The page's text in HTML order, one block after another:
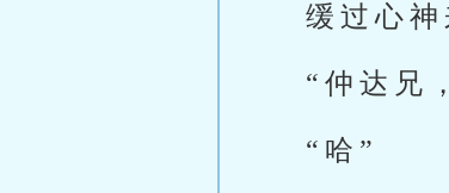
缓过心
“仲达兄
“哈”